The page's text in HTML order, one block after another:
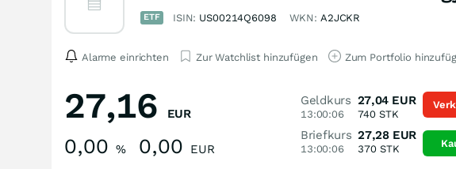
ETF ISIN: US00214Q6098 WKN: A2JCKR
Alarme einrichten Zur Watchlist hinzufügen Zum Portfolio
27,16 EUR
0,00 % 0,00 EUR
Geldkurs
13:00:06
27,04 EUR
740 STK
Briefkurs
13:00:06
27,28 EUR
370STK